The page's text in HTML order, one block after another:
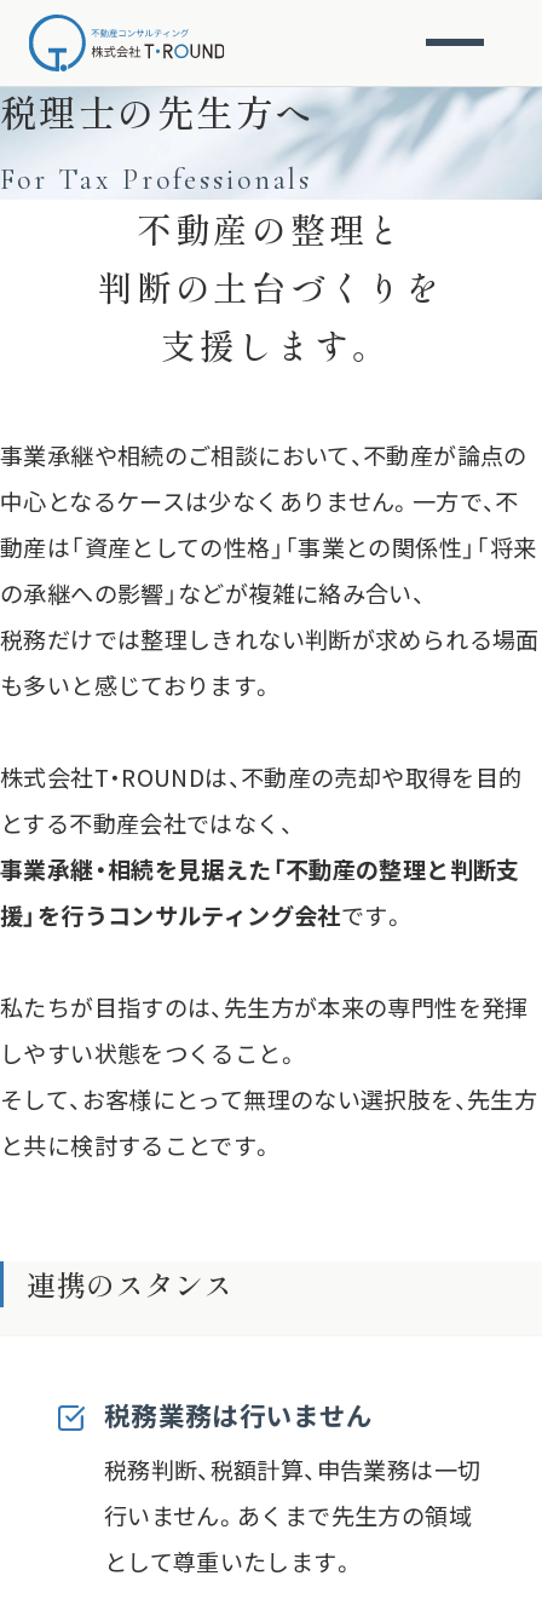
税理士の先生方へ
税理士の先生方へ
For Tax Professionals
不動産の整理と
判断の土台づくりを
支援します。
事業承継や相続のご相談において、不動産が論点の
中心となるケースは少なくありません。一方で、不
動産は「資産としての性格」「事業との関係性」「将来
の承継への影響」などが複雑に絡み合い、
税務だけでは整理しきれない判断が求められる場面
も多いと感じております。
株式会社T・ROUNDは、不動産の売却や取得を目的
とする不動産会社ではなく、
事業承継・相続を見据えた「不動産の整理と判断支
援」を行うコンサルティング会社です。
私たちが目指すのは、先生方が本来の専門性を発揮
しやすい状態をつくること。
そして、お客様にとって無理のない選択肢を、先生方
と共に検討することです。
連携のスタンス
税務業務は行いません
税務判断、税額計算、申告業務は一切
行いません。あくまで先生方の領域
として尊重いたします。